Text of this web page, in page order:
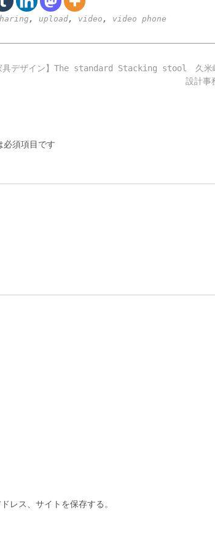
, upload, video , video phone
具デザイン】The standard Stacking stool 久米
設計
必須項目です
レス、サイトを保存する。